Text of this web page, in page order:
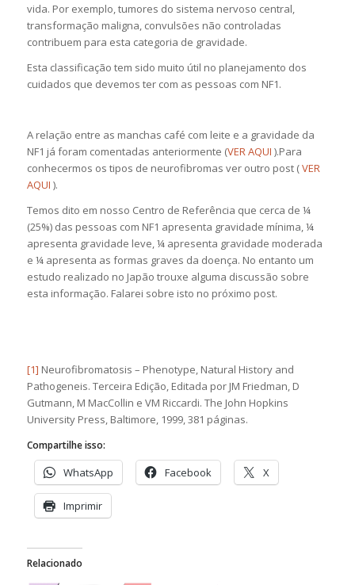
vida. Por exemplo, tumores do sistema nervoso central,
transformação maligna, convulsões não controladas
contribuem para esta categoria de gravidade.
Esta classificação tem sido muito útil no planejamento dos
cuidados que devemos ter com as pessoas com NF1.
A relação entre as manchas café com leite e a gravidade da
NF1 já foram comentadas anteriormente (VER AQUI ).Para
conhecermos os tipos de neurofibromas ver outro post (VER
AQUI ).
Temos dito em nosso Centro de Referência que cerca de ¼
(25%) das pessoas com NF1 apresenta gravidade mínima, ¼
apresenta gravidade leve, ¼ apresenta gravidade moderada
e ¼ apresenta as formas graves da doença. No entanto um
estudo realizado no Japão trouxe alguma discussão sobre
esta informação. Falarei sobre isto no próximo post.
[1] Neurofibromatosis – Phenotype, Natural History and
Pathogeneis. Terceira Edição, Editada por JM Friedman, D
Gutmann, M MacCollin e VM Riccardi. The John Hopkins
University Press, Baltimore, 1999, 381 páginas.
Compartilhe isso:
WhatsApp Facebook X
Imprimir
Relacionado